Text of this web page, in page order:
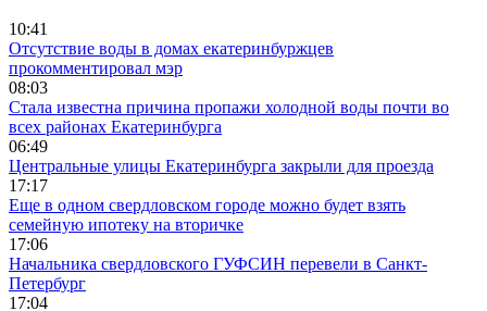
10:41
Отсутствие воды в домах екатеринбуржцев
прокомментировал мэр
08:03
Стала известна причина пропажи холодной воды почти во
всех районах Екатеринбурга
06:49
Центральные улицы Екатеринбурга закрыли для проезда
17:17
Еще в одном свердловском городе можно будет взять
семейную ипотеку на вторичке
17:06
Начальника свердловского ГУФСИН перевели в Санкт-
Петербург
17:04